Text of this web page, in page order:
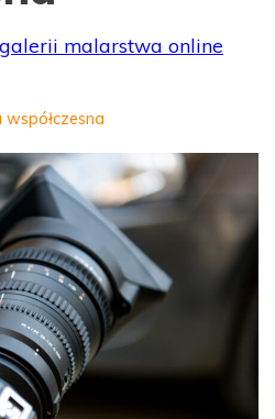
galerii malarstwa online
współczesna